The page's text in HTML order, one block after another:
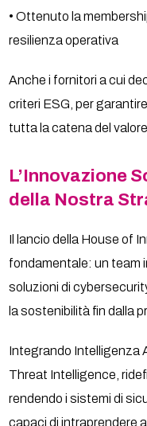
• Ottenuto la
resilienza operativa
Anche i fornitori a cui
criteri ESG, per
tutta la catena del valore.
L’Innovazione
della Nostra
Il lancio della House of
fondamentale: un team
soluzioni di
la sostenibilità fin dalla
Integrando Intelligenza
Threat Intelligence,
rendendo i sistemi di
capaci di intraprendere